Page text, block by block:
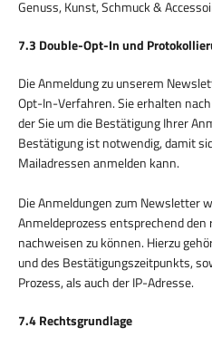
Genuss, Kunst, Schmuck &
7.3 Double-Opt-In und
Die Anmeldung zu unserem
Opt-In-Verfahren. Sie erhalten
der Sie um die Bestätigung Ihrer
Bestätigung ist notwendig, damit
Mailadressen anmelden kann.
Die Anmeldungen zum Newsletter
Anmeldeprozess entsprechend
nachweisen zu können. Hierzu
und des Bestätigungszeitpunkts,
Prozess, als auch der IP-Adresse.
7.4 Rechtsgrundlage